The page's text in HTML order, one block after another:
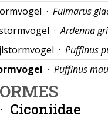
· Fulmarus
·Ardenna
· Puffinus
· Puffinus
Ciconiidae